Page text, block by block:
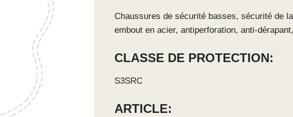
Chaussures de sécurité basses, sécurité de
embout en acier, antiperforation, anti-
CLASSE DE PROTECTION:
S3SRC
ARTICLE: